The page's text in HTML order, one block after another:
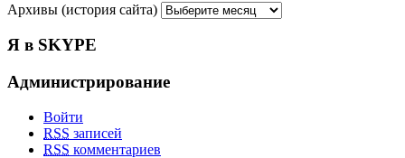
Архивы (история сайта)
Я в SKYPE
Администрирование
Войти
RSS записей
RSS комментариев